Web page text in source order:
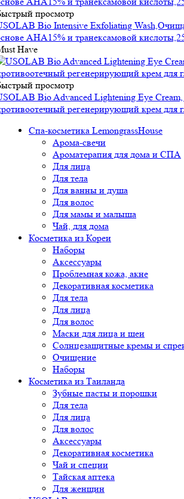
просмотр
Bio Intensive Exfoliating
АНА15% и транексамовой
Have
просмотр
Bio Advanced Lightening Eye
регенерирующий крем для
Спа-косметика LemongrassHouse
Арома-свечи
Ароматерапия для дома и СПА
Для лица
Для тела
Для ванны и душа
Для волос
Для мамы и малыша
Чай, для дома
Косметика из Кореи
Наборы
Аксессуары
Проблемная кожа, акне
Декоративная косметика
Для тела
Для лица
Для волос
Маски для лица и шеи
Солнцезащитные кремы и
Очищение
Наборы
Косметика из Таиланда
Зубные пасты и порошки
Для тела
Для лица
Для волос
Аксессуары
Декоративная косметика
Чай и специи
Тайская аптека
Для женщин